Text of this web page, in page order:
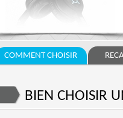
COMMENT CHOISIR
BIEN CHOISIR